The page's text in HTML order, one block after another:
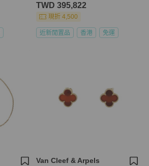
配～ 附件：盒子、保卡、說明書等全
套
TWD 395,822
現折 4,500
近新閒置品 香港 免運
Van Cleef & Arpels